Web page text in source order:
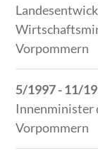
Vorpommern
5/1997 - 11/
Innenminister
Vorpommern